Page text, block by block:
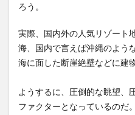
ろう。
実際、国内外の人気リゾート
海、国内で言えば沖縄のよう
海に面した断崖絶壁などに建
ようするに、圧倒的な眺望、
ファクターとなっているのだ。